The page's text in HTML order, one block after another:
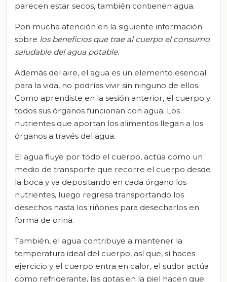
parecen estar secos, también contienen agua.
Pon mucha atención en la siguiente información
sobre los beneficios que trae al cuerpo el consumo
saludable del agua potable.
Además del aire, el agua es un elemento esencial
para la vida, no podrías vivir sin ninguno de ellos.
Como aprendiste en la sesión anterior, el cuerpo y
todos sus órganos funcionan con agua. Los
nutrientes que aportan los alimentos llegan a los
órganos a través del agua.
El agua fluye por todo el cuerpo, actúa como un
medio de transporte que recorre el cuerpo desde
la boca y va depositando en cada órgano los
nutrientes, luego regresa transportando los
desechos hasta los riñones para desecharlos en
forma de orina.
También, el agua contribuye a mantener la
temperatura ideal del cuerpo, así que, sí haces
ejercicio y el cuerpo entra en calor, el sudor actúa
como refrigerante, las gotas en la piel hacen que